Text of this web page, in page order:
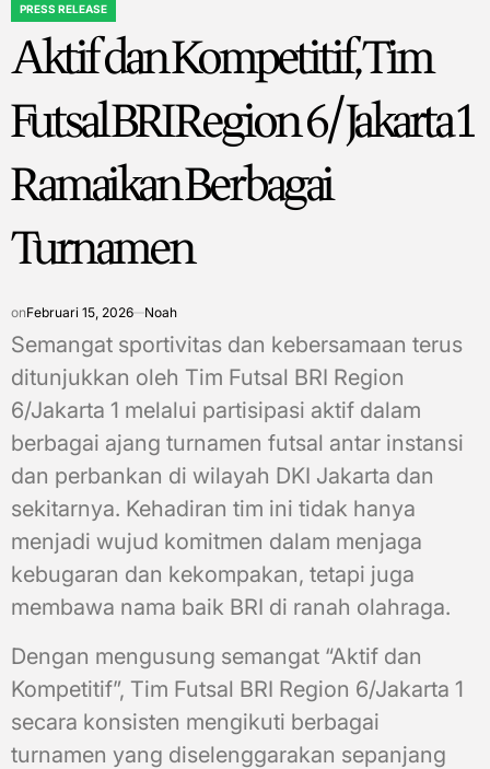
POSTED
PRESS RELEASE
Aktif dan Kompetitif, Tim
Futsal BRI Region 6/Jakarta 1
Ramaikan Berbagai
Turnamen
onFebruari 15, 2026 Noah
Semangat sportivitas dan kebersamaan terus
ditunjukkan oleh Tim Futsal BRI Region
6/Jakarta 1 melalui partisipasi aktif dalam
berbagai ajang turnamen futsal antar instansi
dan perbankan di wilayah DKI Jakarta dan
sekitarnya. Kehadiran tim ini tidak hanya
menjadi wujud komitmen dalam menjaga
kebugaran dan kekompakan, tetapi juga
membawa nama baik BRI di ranah olahraga.
Dengan mengusung semangat “Aktif dan
Kompetitif”, Tim Futsal BRI Region 6/Jakarta 1
secara konsisten mengikuti berbagai
turnamen yang diselenggarakan sepanjang